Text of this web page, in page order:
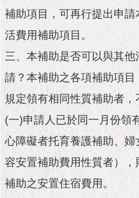
陳
情
統
公
參
與
專
區
補助項目，可再行提出申
活費用補助項目。
三、本補助是否可以與其
請？本補助之各項補助項
規定領有相同性質補助者，
(一)申請人已於同一月份領
心障礙者托育養護補助、
容安置補助費用性質者）
補助之安置住宿費用。